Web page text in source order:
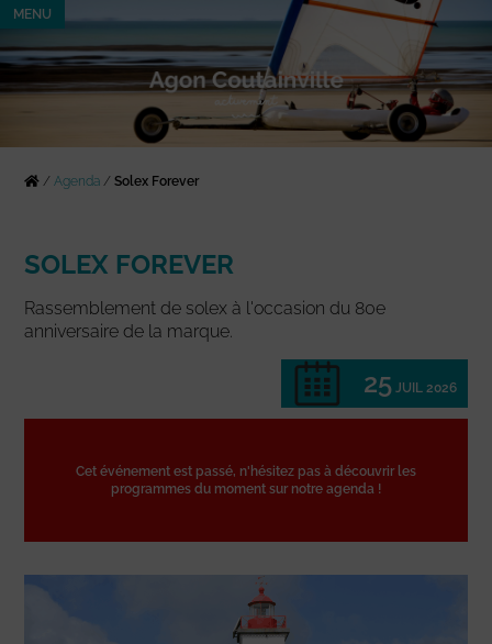
MENU
/Agenda /Solex Forever
SOLEX FOREVER
Rassemblement de solex à l'occasion du 80e
anniversaire de la marque.
25 JUIL 2026
Cet événement est passé, n'hésitez pas à découvrir les
programmes du moment sur notre agenda !